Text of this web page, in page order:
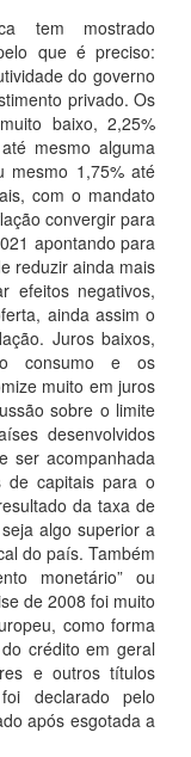
tem mostrado
que é preciso:
do governo
privado. Os
baixo, 2,25%
mesmo alguma
mesmo 1,75% até
com o mandato
convergir para
apontando para
reduzir ainda mais
efeitos negativos,
ainda assim o
Juros baixos,
consumo e os
muito em juros
sobre o limite
desenvolvidos
ser acompanhada
de capitais para o
da taxa de
algo superior a
do país. Também
monetário” ou
de 2008 foi muito
como forma
crédito em geral
e outros títulos
declarado pelo
após esgotada a